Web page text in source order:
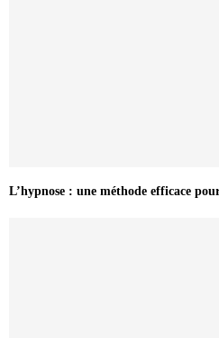
L’hypnose : une méthode efficace